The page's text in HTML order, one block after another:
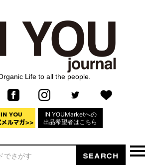
Life to all the people.
IN YOUMarketへの
出品希望者はこちら